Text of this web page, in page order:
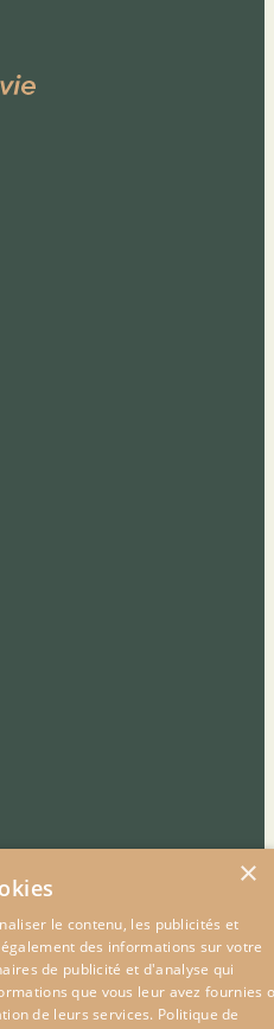
×
le contenu, les publicités et
des informations sur votre
de publicité et d'analyse qui
que vous leur avez fournies
de leurs services. Politique de